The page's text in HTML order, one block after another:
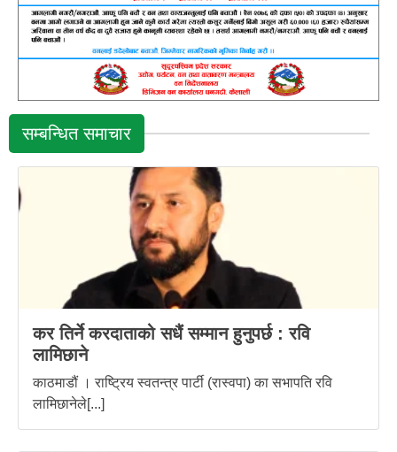
सम्बन्धित समाचार
कर तिर्ने करदाताको सधैं सम्मान हुनुपर्छ : रवि
लामिछाने
काठमाडौं । राष्ट्रिय स्वतन्त्र पार्टी (रास्वपा) का सभापति रवि
लामिछानेले[...]